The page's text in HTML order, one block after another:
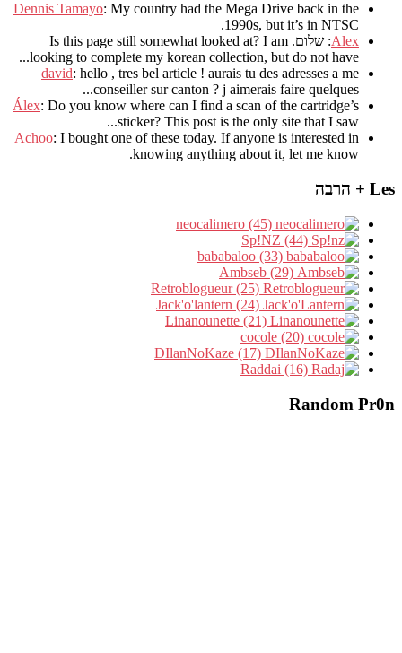
Dennis Tamayo: My country had the Mega Drive back in the
1990s, but it’s in NTSC
.
Alex: שלום. Is this page still somewhat looked at? I am
looking to complete my korean collection, but do not have..
.
david: hello , tres bel article ! aurais tu des adresses a me
conseiller sur canton ? j aimerais faire quelques..
.
Álex: Do you know where can I find a scan of the cartridge’s
sticker? This post is the only site that I saw...
Achoo: I bought one of these today. If anyone is interested in
knowing anything about it, let me know.
Les + הרבה
Random Pr0n